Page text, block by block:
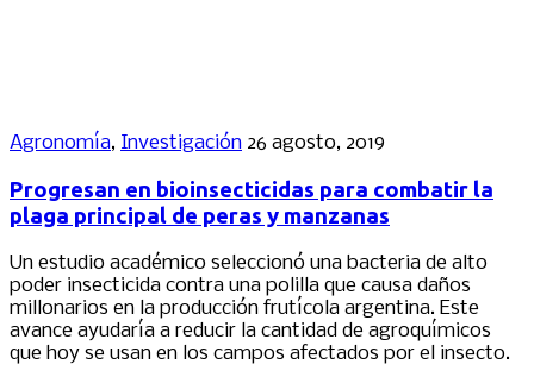
Agronomía, Investigación 26 agosto, 2019
Progresan en bioinsecticidas para combatir la
plaga principal de peras y manzanas
Un estudio académico seleccionó una bacteria de alto
poder insecticida contra una polilla que causa daños
millonarios en la producción frutícola argentina. Este
avance ayudaría a reducir la cantidad de agroquímicos
que hoy se usan en los campos afectados por el insecto.